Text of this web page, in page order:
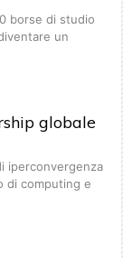
borse di studio
un
globale
iperconvergenza
di computing e